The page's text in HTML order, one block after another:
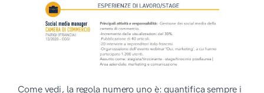
Come vedi, la regola numero uno è: quantifica sempre i